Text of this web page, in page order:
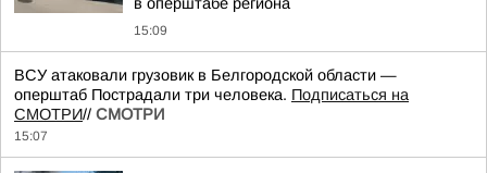
15:09
ВСУ атаковали грузовик в Белгородской области —
оперштаб Пострадали три человека. Подписаться на
СМОТРИ// СМОТРИ
15:07